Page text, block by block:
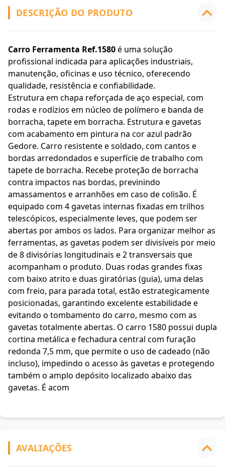
DESCRIÇÃO DO PRODUTO
Carro Ferramenta Ref.1580é uma solução
profissional indicada para aplicações industriais,
manutenção, oficinas e uso técnico, oferecendo
qualidade, resistência e confiabilidade.
Estrutura em chapa reforçada de aço especial, com
rodas e rodízios em núcleo de polímero e banda de
borracha, tapete em borracha. Estrutura e gavetas
com acabamento em pintura na cor azul padrão
Gedore. Carro resistente e soldado, com cantos e
bordas arredondados e superfície de trabalho com
tapete de borracha. Recebe proteção de borracha
contra impactos nas bordas, previnindo
amassamentos e arranhões em caso de colisão. É
equipado com 4 gavetas internas fixadas em trilhos
telescópicos, especialmente leves, que podem ser
abertas por ambos os lados. Para organizar melhor as
ferramentas, as gavetas podem ser divisíveis por meio
de 8 divisórias longitudinais e 2 transversais que
acompanham o produto. Duas rodas grandes fixas
com baixo atrito e duas giratórias (guia), uma delas
com freio, para parada total, estão estrategicamente
posicionadas, garantindo excelente estabilidade e
evitando o tombamento do carro, mesmo com as
gavetas totalmente abertas. O carro 1580 possui dupla
cortina metálica e fechadura central com furação
redonda 7,5 mm, que permite o uso de cadeado (não
incluso), impedindo o acesso às gavetas e protegendo
também o amplo depósito localizado abaixo das
gavetas. É acom
AVALIAÇÕES